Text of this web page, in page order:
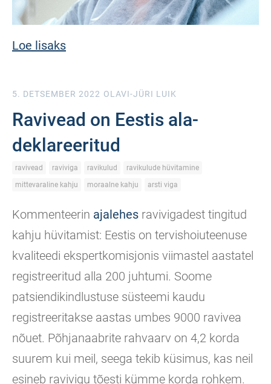
Loe lisaks
5. DETSEMBER 2022 OLAVI-JÜRI LUIK
Ravivead on Eestis ala-
deklareeritud
ravivead raviviga ravikulud
ravikulude hüvitamine
mittevaraline kahju
moraalne kahju arsti viga
Kommenteerin ajalehes ravivigadest tingitud
kahju hüvitamist: Eestis on tervishoiuteenuse
kvaliteedi ekspertkomisjonis viimastel aastatel
registreeritud alla 200 juhtumi. Soome
patsiendikindlustuse süsteemi kaudu
registreeritakse aastas umbes 9000 ravivea
nõuet. Põhjanaabrite rahvaarv on 4,2 korda
suurem kui meil, seega tekib küsimus, kas neil
esineb ravivigu tõesti kümme korda rohkem.